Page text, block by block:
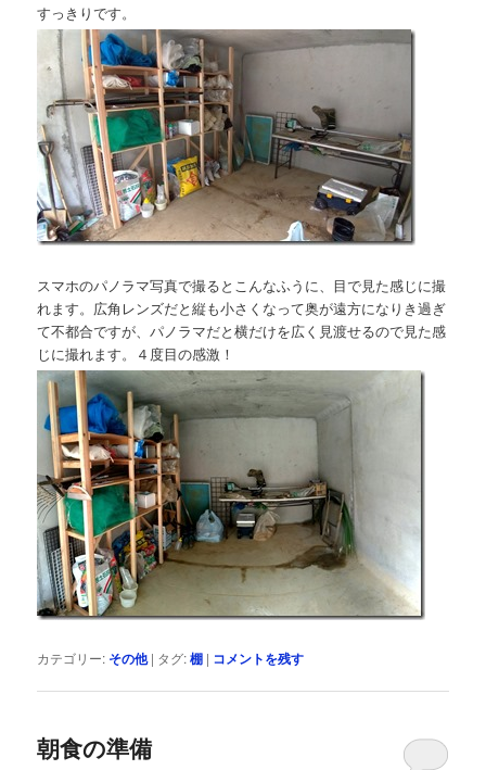
すっきりです。
スマホのパノラマ写真で撮るとこんなふうに、目で見た感じに撮
れます。広角レンズだと縦も小さくなって奥が遠方になりき過ぎ
て不都合ですが、パノラマだと横だけを広く見渡せるので見た感
じに撮れます。４度目の感激！
カテゴリー: その他 | タグ:棚 | コメントを残す
朝食の準備